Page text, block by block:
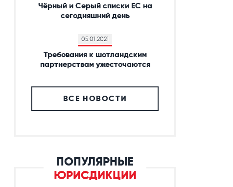
Чёрный и Серый списки ЕС на
сегодняшний день
05.01.2021
Требования к шотландским
партнерствам ужесточаются
ВСЕ НОВОСТИ
ПОПУЛЯРНЫЕ
ЮРИСДИКЦИИ